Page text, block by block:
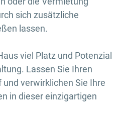
sich zusätzliche
lassen.
viel Platz und Potenzial
Lassen Sie Ihren
verwirklichen Sie Ihre
in dieser einzigartigen